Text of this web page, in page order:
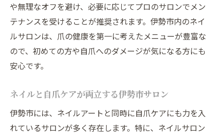
や無理なオフを避け、必要に応じてプロのサロンでメン
テナンスを受けることが推奨されます。伊勢市内のネイ
ルサロンは、爪の健康を第一に考えたメニューが豊富な
ので、初めての方や自爪へのダメージが気になる方にも
安心です。
ネイルと自爪ケアが両立する伊勢市サロン
伊勢市には、ネイルアートと同時に自爪ケアにも力を入
れているサロンが多く存在します。特に、ネイルサロン